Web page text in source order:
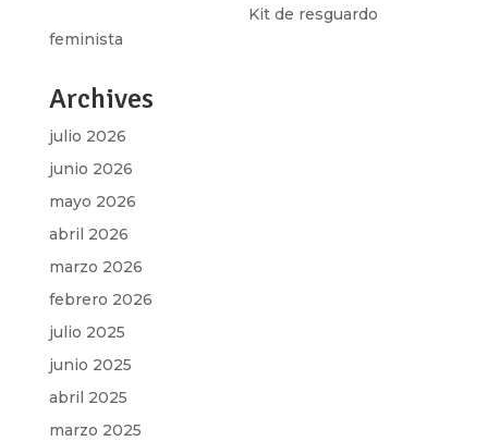
Kit de resguardo
feminista
Archives
julio 2026
junio 2026
mayo 2026
abril 2026
marzo 2026
febrero 2026
julio 2025
junio 2025
abril 2025
marzo 2025